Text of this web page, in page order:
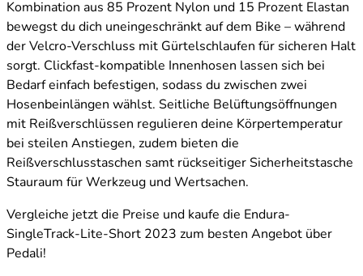
Kombination aus 85 Prozent Nylon und 15 Prozent Elastan
bewegst du dich uneingeschränkt auf dem Bike – während
der Velcro-Verschluss mit Gürtelschlaufen für sicheren Halt
sorgt. Clickfast-kompatible Innenhosen lassen sich bei
Bedarf einfach befestigen, sodass du zwischen zwei
Hosenbeinlängen wählst. Seitliche Belüftungsöffnungen
mit Reißverschlüssen regulieren deine Körpertemperatur
bei steilen Anstiegen, zudem bieten die
Reißverschlusstaschen samt rückseitiger Sicherheitstasche
Stauraum für Werkzeug und Wertsachen.
Vergleiche jetzt die Preise und kaufe die Endura-
SingleTrack-Lite-Short 2023 zum besten Angebot über
Pedali!